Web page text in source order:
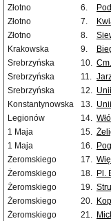
Złotno
6.
Złotno
7.
Złotno
8.
Krakowska
9.
Srebrzyńska
10.
Srebrzyńska
11.
Srebrzyńska
12.
Konstantynowska
13.
Legionów
14.
1 Maja
15.
1 Maja
16.
Żeromskiego
17.
Żeromskiego
18. Pl.
Żeromskiego
19.
Żeromskiego
20.
Żeromskiego
21.